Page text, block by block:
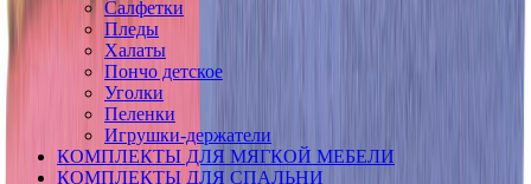
Салфетки
Пледы
Халаты
Пончо детское
Уголки
Пеленки
Игрушки-держатели
КОМПЛЕКТЫ ДЛЯ МЯГКОЙ МЕБЕЛИ
КОМПЛЕКТЫ ДЛЯ СПАЛЬНИ